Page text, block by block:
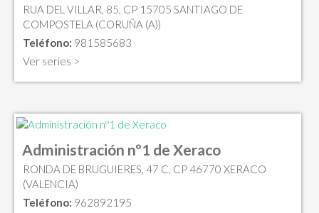
RUA DEL VILLAR, 85, CP 15705 SANTIAGO DE
COMPOSTELA (CORUÑA (A))
Teléfono: 981585683
Ver series >
Administración nº1 de Xeraco
RONDA DE BRUGUIERES, 47 C, CP 46770 XERACO
(VALENCIA)
Teléfono: 962892195